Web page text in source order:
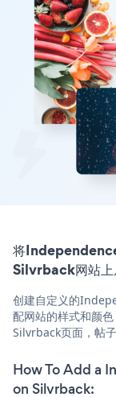
将
Silvrback网站上
创建自定义的
配网站的样式和颜
Silvrback页面，帖
How To Add a
on Silvrback: